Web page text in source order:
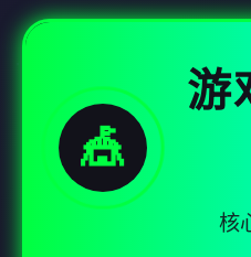
🎪
游
核